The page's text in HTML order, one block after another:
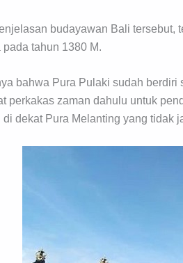
budayawan Bali
tahun 1380 M.
bahwa Pura Pulaki sudah
perkakas zaman dahulu untuk
di dekat Pura Melanting yang tidak